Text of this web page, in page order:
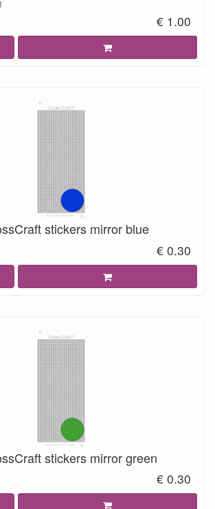
€ 1.00
stickers mirror blue
€ 0.30
stickers mirror green
€ 0.30